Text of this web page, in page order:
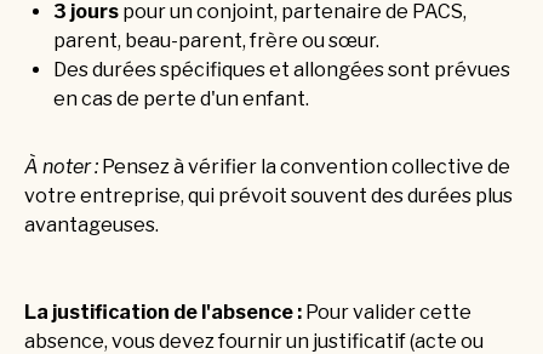
3 jours pour un conjoint, partenaire de PACS,
parent, beau-parent, frère ou sœur.
Des durées spécifiques et allongées sont prévues
en cas de perte d'un enfant.
À noter : Pensez à vérifier la convention collective de
votre entreprise, qui prévoit souvent des durées plus
avantageuses.
La justification de l'absence : Pour valider cette
absence, vous devez fournir un justificatif (acte ou